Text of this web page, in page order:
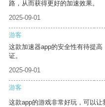
路，从而获得更好的加速效果。
2025-09-01
游客
这款加速器app的安全性有待提
证。
2025-09-01
游客
这款app的游戏非常好玩，可以让